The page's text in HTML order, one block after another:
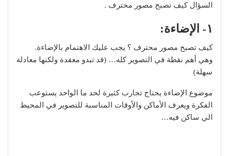
السؤال كيف تصبح مصور محترف .
١- الإضاءة:
كيف تصبح مصور محترف ؟ يجب عليك الاهتمام بالإضاءة.
وهي أهم نقطة في التصوير كله… (قد تبدو معقدة ولكنها معادلة
سهلة)
موضوع الإضاءة يحتاج تجارب كثيرة لحد ما الواحد يستوعب
الفكرة ويعرف الأماكن والأوقات المناسبة للتصوير في المحيط
الي ساكن فيه…